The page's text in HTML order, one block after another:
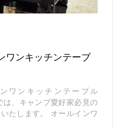
ワンキッチンテーブ
ワンキッチンテーブル
は、キャンプ愛好家必見の
たします。 オールインワ